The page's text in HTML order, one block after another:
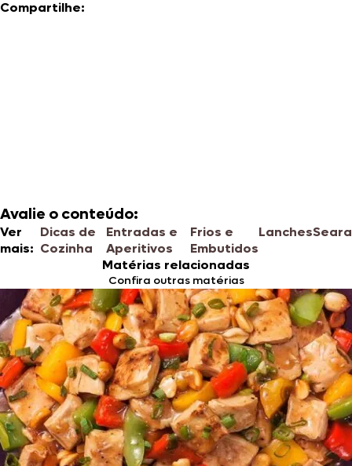
Compartilhe:
Avalie o conteúdo:
Ver
mais:
Dicas de
Cozinha
Entradas e
Aperitivos
Frios e
Embutidos
LanchesSeara
Matérias relacionadas
Confira outras matérias